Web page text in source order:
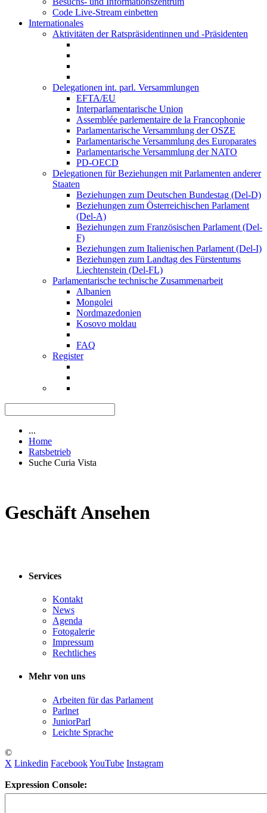
Code Live-Stream einbetten
Internationales
Aktivitäten der Ratspräsidentinnen und -Präsidenten
Delegationen int. parl. Versammlungen
EFTA/EU
Interparlamentarische Union
Assemblée parlementaire de la Francophonie
Parlamentarische Versammlung der OSZE
Parlamentarische Versammlung des Europarates
Parlamentarische Versammlung der NATO
PD-OECD
Delegationen für Beziehungen mit Parlamenten anderer
Staaten
Beziehungen zum Deutschen Bundestag (Del-D)
Beziehungen zum Österreichischen Parlament
(Del-A)
Beziehungen zum Französischen Parlament (Del-
F)
Beziehungen zum Italienischen Parlament (Del-I)
Beziehungen zum Landtag des Fürstentums
Liechtenstein (Del-FL)
Parlamentarische technische Zusammenarbeit
Albanien
Mongolei
Nordmazedonien
Kosovo moldau
FAQ
Register
...
Home
Ratsbetrieb
Suche Curia Vista
Geschäft Ansehen
Services
Kontakt
News
Agenda
Fotogalerie
Impressum
Rechtliches
Mehr von uns
Arbeiten für das Parlament
Parlnet
JuniorParl
Leichte Sprache
©
X Linkedin FacebookYouTube Instagram
Expression Console: